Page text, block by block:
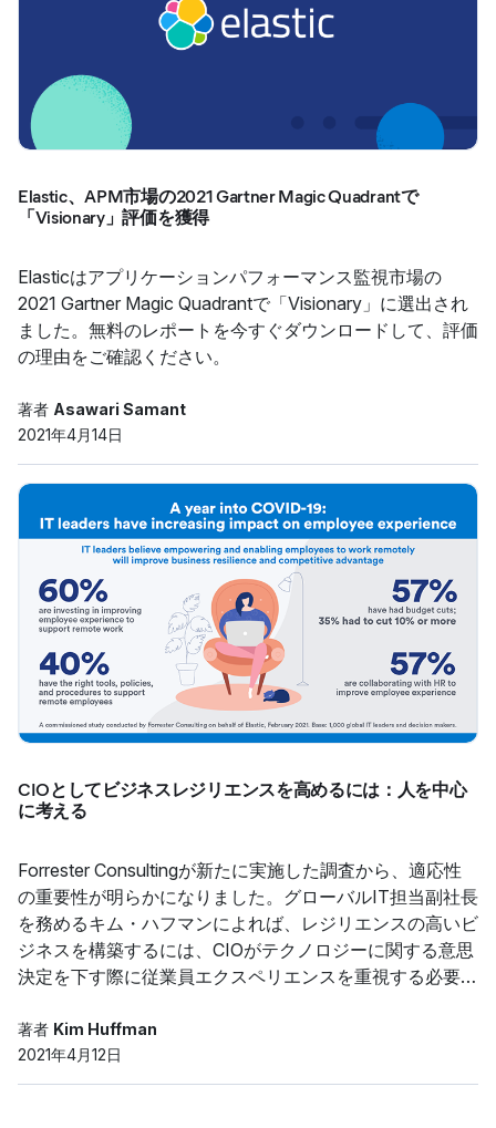
Elastic、APM市場の2021 Gartner Magic Quadrantで
「Visionary」評価を獲得
Elasticはアプリケーションパフォーマンス監視市場の
2021 Gartner Magic Quadrantで「Visionary」に選出され
ました。無料のレポートを今すぐダウンロードして、評価
の理由をご確認ください。
著者 Asawari Samant
2021年4月14日
CIOとしてビジネスレジリエンスを高めるには：人を中心
に考える
Forrester Consultingが新たに実施した調査から、適応性
の重要性が明らかになりました。グローバルIT担当副社長
を務めるキム・ハフマンによれば、レジリエンスの高いビ
ジネスを構築するには、CIOがテクノロジーに関する意思
決定を下す際に従業員エクスペリエンスを重視する必要が
著者 Kim Huffman
2021年4月12日